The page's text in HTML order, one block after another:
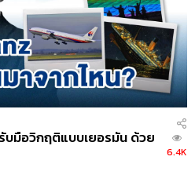
บมือวิกฤติแบบเยอรมัน ด้วย
6.4K